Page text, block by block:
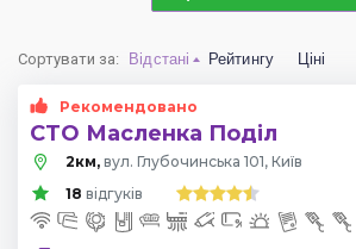
Сортувати за: Відстані Рейтингу Ціні
Рекомендовано
СТО Масленка Поділ
2км, вул. Глубочинська 101, Київ
18 відгуків